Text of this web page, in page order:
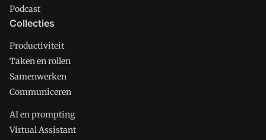
Podcast
Collecties
Productiviteit
Taken en rollen
Samenwerken
Communiceren
AI en prompting
Virtual Assistant